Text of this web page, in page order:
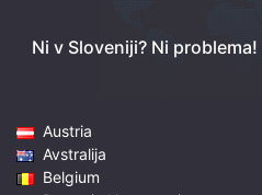
Ni v Sloveniji? Ni problema!
Austria
Avstralija
Belgium